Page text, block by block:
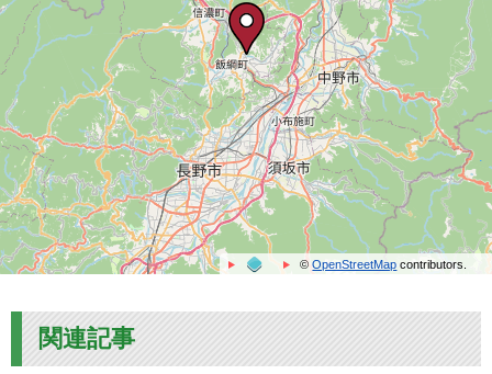
©OpenStreetMap contributors.
関連記事